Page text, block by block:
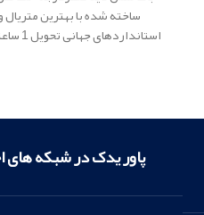
ساخته شده با بهترین متریال
پاور یدک در شبکه های